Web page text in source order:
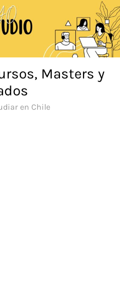
Masters y
en Chile